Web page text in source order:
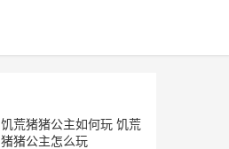
饥荒猪猪公主如何玩 饥荒
猪猪公主怎么玩